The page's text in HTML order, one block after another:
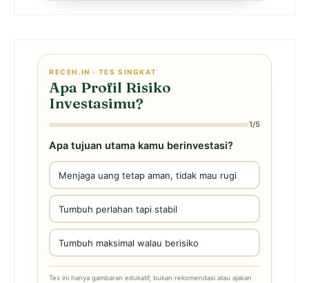
RECEH.IN · TES SINGKAT
Apa Profil Risiko
Investasimu?
1/5
Apa tujuan utama kamu berinvestasi?
Menjaga uang tetap aman, tidak mau rugi
Tumbuh perlahan tapi stabil
Tumbuh maksimal walau berisiko
Tes ini hanya gambaran edukatif, bukan rekomendasi atau ajakan